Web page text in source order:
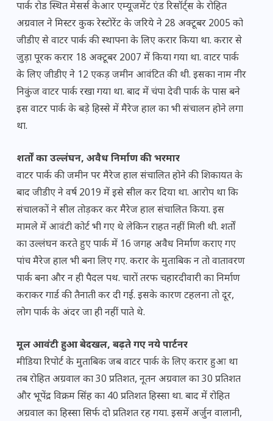
पार्क रोड स्थित मेसर्स केआर एम्यूजमेंट एंड रिसॉर्ट्स के रोहित
अग्रवाल ने मिस्टर कुक रेस्टोरेंट के जरिये ने 28 अक्टूबर 2005 को
जीडीए से वाटर पार्क की स्थापना के लिए करार किया था. करार से
जुड़ा पूरक करार 18 अक्टूबर 2007 में किया गया था. वाटर पार्क
के लिए जीडीए ने 12 एकड़ जमीन आवंटित की थी. इसका नाम नीर
निकुंज वाटर पार्क रखा गया था. बाद में चंपा देवी पार्क के पास बने
इस वाटर पार्क के बड़े हिस्से में मैरेज हाल का भी संचालन होने लगा
था.
शर्तों का उल्लंघन, अवैध निर्माण की भरमार
वाटर पार्क की जमीन पर मैरेज हाल संचालित होने की शिकायत के
बाद जीडीए ने वर्ष 2019 में इसे सील कर दिया था. आरोप था कि
संचालकों ने सील तोड़कर कर मैरेज हाल संचालित किया. इस
मामले में आवंटी कोर्ट भी गए थे लेकिन राहत नहीं मिली थी. शर्तों
का उल्लंघन करते हुए पार्क में 16 जगह अवैध निर्माण कराए गए
पांच मैरेज हाल भी बना लिए गए. करार के मुताबिक न तो वातावरण
पार्क बना और न ही पैदल पथ. चारों तरफ चहारदीवारी का निर्माण
कराकर गार्ड की तैनाती कर दी गई. इसके कारण टहलना तो दूर,
लोग पार्क के अंदर जा ही नहीं पाते थे.
मूल आवंटी हुआ बेदखल, बढ़ते गए नये पार्टनर
मीडिया रिपोर्ट के मुताबिक जब वाटर पार्क के लिए करार हुआ था
तब रोहित अग्रवाल का 30 प्रतिशत, नूतन अग्रवाल का 30 प्रतिशत
और भूपेंद्र विक्रम सिंह का 40 प्रतिशत हिस्सा था. बाद में रोहित
अग्रवाल का हिस्सा सिर्फ दो प्रतिशत रह गया. इसमें अर्जुन वालानी,